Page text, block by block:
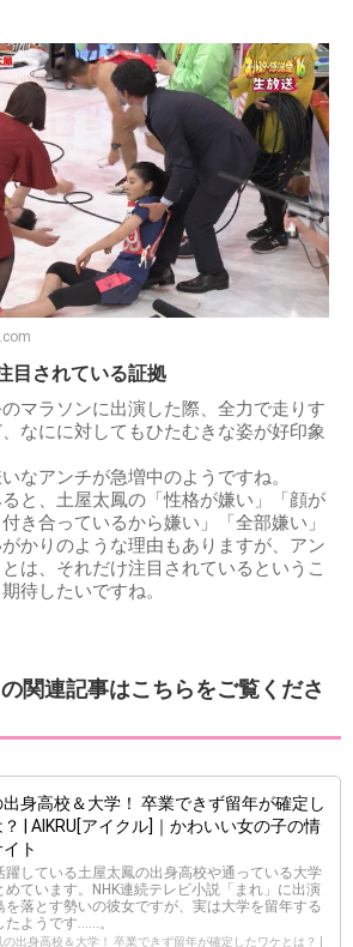
目されている証拠
マラソンに出演した際、全力で走りす
なにに対してもひたむきな姿が好印象
なアンチが急増中のようですね。
と、土屋太鳳の「性格が嫌い」「顔が
き合っているから嫌い」「全部嫌い」
かりのような理由もありますが、アン
は、それだけ注目されているというこ
待したいですね。
関連記事はこちらをご覧くださ
身高校＆大学！ 卒業できず留年が確定し
| AIKRU[アイクル]｜かわいい女の子の情
ト
躍している土屋太鳳の出身高校や通っている大学
めています。NHK連続テレビ小説「まれ」に出演
を落とす勢いの彼女ですが、実は大学を留年する
たようです……。
出身高校＆大学！ 卒業できず留年が確定したワケとは？ |